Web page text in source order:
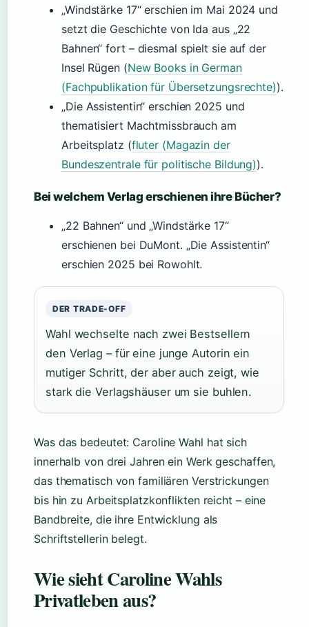
„Windstärke 17“ erschien im Mai 2024 und
setzt die Geschichte von Ida aus „22
Bahnen“ fort – diesmal spielt sie auf der
Insel Rügen (New Books in German
(Fachpublikation für Übersetzungsrechte)).
„Die Assistentin“ erschien 2025 und
thematisiert Machtmissbrauch am
Arbeitsplatz (fluter (Magazin der
Bundeszentrale für politische Bildung)).
Bei welchem Verlag erschienen ihre Bücher?
„22 Bahnen“ und „Windstärke 17“
erschienen bei DuMont. „Die Assistentin“
erschien 2025 bei Rowohlt.
DER TRADE-OFF
Wahl wechselte nach zwei Bestsellern
den Verlag – für eine junge Autorin ein
mutiger Schritt, der aber auch zeigt, wie
stark die Verlagshäuser um sie buhlen.
Was das bedeutet: Caroline Wahl hat sich
innerhalb von drei Jahren ein Werk geschaffen,
das thematisch von familiären Verstrickungen
bis hin zu Arbeitsplatzkonflikten reicht – eine
Bandbreite, die ihre Entwicklung als
Schriftstellerin belegt.
Wie sieht Caroline Wahls
Privatleben aus?